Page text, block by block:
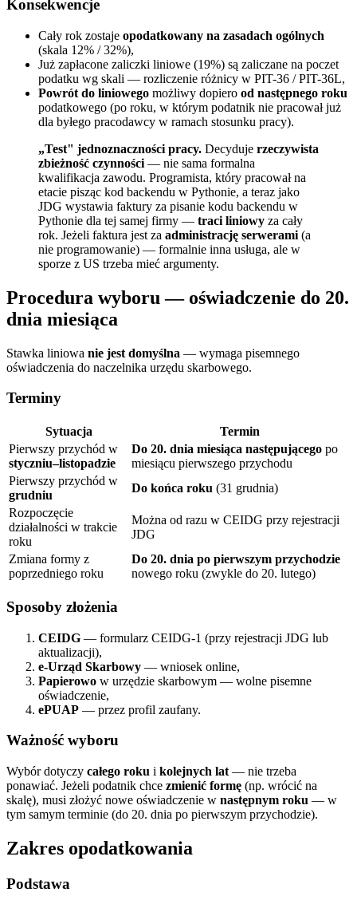
Konsekwencje
Cały rok zostaje opodatkowany na zasadach ogólnych
(skala 12% / 32%),
Już zapłacone zaliczki liniowe (19%) są zaliczane na poczet
podatku wg skali — rozliczenie różnicy w PIT-36 / PIT-36L,
Powrót do liniowego możliwy dopiero od następnego roku
podatkowego (po roku, w którym podatnik nie pracował już
dla byłego pracodawcy w ramach stosunku pracy).
„Test" jednoznaczności pracy. Decyduje rzeczywista
zbieżność czynności — nie sama formalna
kwalifikacja zawodu. Programista, który pracował na
etacie pisząc kod backendu w Pythonie, a teraz jako
JDG wystawia faktury za pisanie kodu backendu w
Pythonie dla tej samej firmy — traci liniowy za cały
rok. Jeżeli faktura jest za administrację serwerami (a
nie programowanie) — formalnie inna usługa, ale w
sporze z US trzeba mieć argumenty.
Procedura wyboru — oświadczenie do 20.
dnia miesiąca
Stawka liniowa nie jest domyślna — wymaga pisemnego
oświadczenia do naczelnika urzędu skarbowego.
Terminy
Sytuacja
Termin
Pierwszy przychód w
styczniu–listopadzie
Do 20. dnia miesiąca następującego po
miesiącu pierwszego przychodu
Pierwszy przychód w
grudniu
Do końca roku (31 grudnia)
Rozpoczęcie
działalności w trakcie
roku
Można od razu w CEIDG przy rejestracji
JDG
Zmiana formy z
poprzedniego roku
Do 20. dnia po pierwszym przychodzie
nowego roku (zwykle do 20. lutego)
Sposoby złożenia
CEIDG — formularz CEIDG-1 (przy rejestracji JDG lub
aktualizacji),
e-Urząd Skarbowy — wniosek online,
Papierowo w urzędzie skarbowym — wolne pisemne
oświadczenie,
ePUAP — przez profil zaufany.
Ważność wyboru
Wybór dotyczy całego roku i kolejnych lat — nie trzeba
ponawiać. Jeżeli podatnik chce zmienić formę (np. wrócić na
skalę), musi złożyć nowe oświadczenie w następnym roku — w
tym samym terminie (do 20. dnia po pierwszym przychodzie).
Zakres opodatkowania
Podstawa